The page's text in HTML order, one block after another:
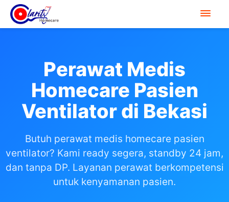
Perawat Medis
Homecare Pasien
Ventilator di Bekasi
Butuh perawat medis homecare pasien
ventilator? Kami ready segera, standby 24 jam,
dan tanpa DP. Layanan perawat berkompetensi
untuk kenyamanan pasien.